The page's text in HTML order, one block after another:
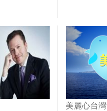
美麗心台灣